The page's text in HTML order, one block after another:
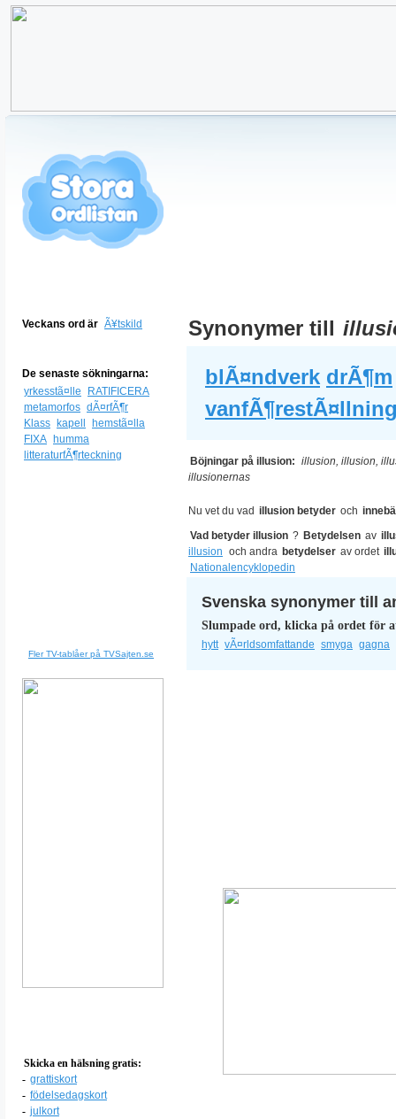
Veckans ord är Ã¥tskild
De senaste sökningarna:
yrkesstã¤lle
RATIFICERA
metamorfos dÃ¤rfÃ¶r
Klass
kapell
hemstã¤lla
FIXA
humma
litteraturfÃ¶rteckning
Fler TV-tablåer på TVSajten.se
Skicka en hälsning gratis:
- grattiskort
- födelsedagskort
- julkort
Synonymer till
blÃ¤ndverk drÃ¶m
Böjningar på illusion: illusion, illusion,
illusionernas
Nu vet du vad illusion betyder och
Vad betyder illusion ? Betydelsen av
illusion och andra betydelser av ordet
Nationalencyklopedin
Svenska synonymer till
Slumpade ord, klicka på ordet för
hytt vÃ¤rldsomfattande smyga gagna